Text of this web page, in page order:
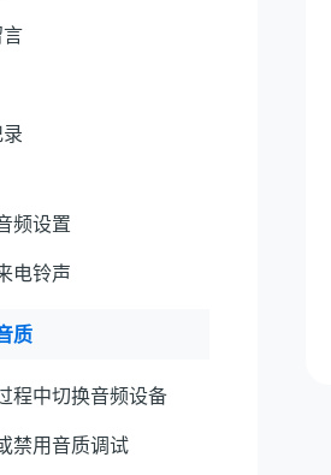
频设置
电铃声
质
程中切换音频设备
禁用音质调试